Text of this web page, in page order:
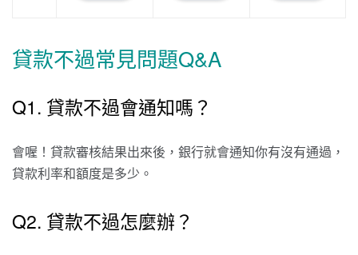
貸款不過常見問題Q&A
Q1. 貸款不過會通知嗎？
會喔！貸款審核結果出來後，銀行就會通知你有沒有通過，
貸款利率和額度是多少。
Q2. 貸款不過怎麼辦？